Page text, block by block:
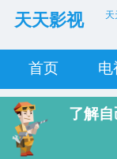
天天影视
首页 电
了解